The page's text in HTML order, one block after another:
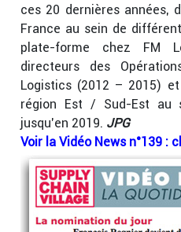
ces 20 dernières années,
France au sein de
plate-forme chez FM
directeurs des
Logistics (2012 – 2015)
région Est / Sud-Est au
jusqu’en 2019. JPG
Voir la Vidéo News n°139 :